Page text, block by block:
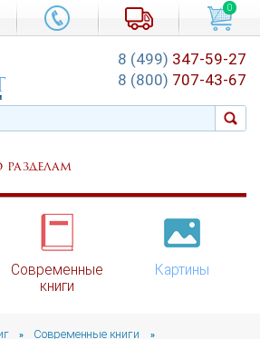
разделам
Современные
книги
Картины
» Современные книги »
0
8 (499) 347-59-27
8 (800) 707-43-67